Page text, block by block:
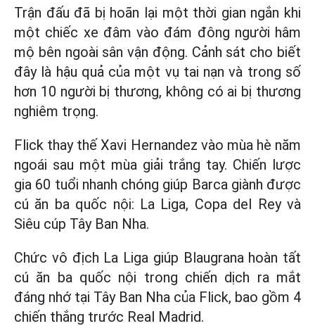
Trận đấu đã bị hoãn lại một thời gian ngắn khi
một chiếc xe đâm vào đám đông người hâm
mộ bên ngoài sân vận động. Cảnh sát cho biết
đây là hậu quả của một vụ tai nạn và trong số
hơn 10 người bị thương, không có ai bị thương
nghiêm trọng.
Flick thay thế Xavi Hernandez vào mùa hè năm
ngoái sau một mùa giải trắng tay. Chiến lược
gia 60 tuổi nhanh chóng giúp Barca giành được
cú ăn ba quốc nội: La Liga, Copa del Rey và
Siêu cúp Tây Ban Nha.
Chức vô địch La Liga giúp Blaugrana hoàn tất
cú ăn ba quốc nội trong chiến dịch ra mắt
đáng nhớ tại Tây Ban Nha của Flick, bao gồm 4
chiến thắng trước Real Madrid.